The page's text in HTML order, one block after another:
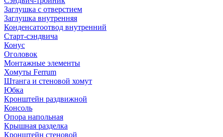
Заглушка с отверстием
Заглушка внутренняя
Конденсатоотвод внутренний
Старт-сэндвича
Конус
Оголовок
Монтажные элементы
Хомуты Ferrum
Штанга и стеновой хомут
Юбка
Кронштейн раздвижной
Консоль
Опора напольная
Крышная разделка
Кронштейн стеновой